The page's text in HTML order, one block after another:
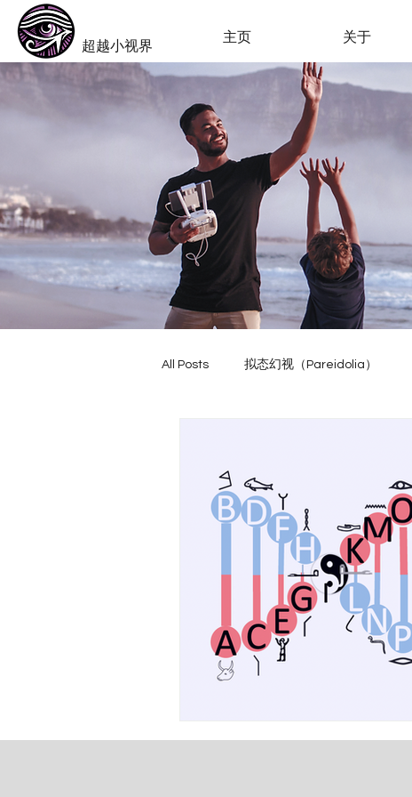
主页 关于
​超越小视界
All Posts 拟态幻视（Pareidolia）